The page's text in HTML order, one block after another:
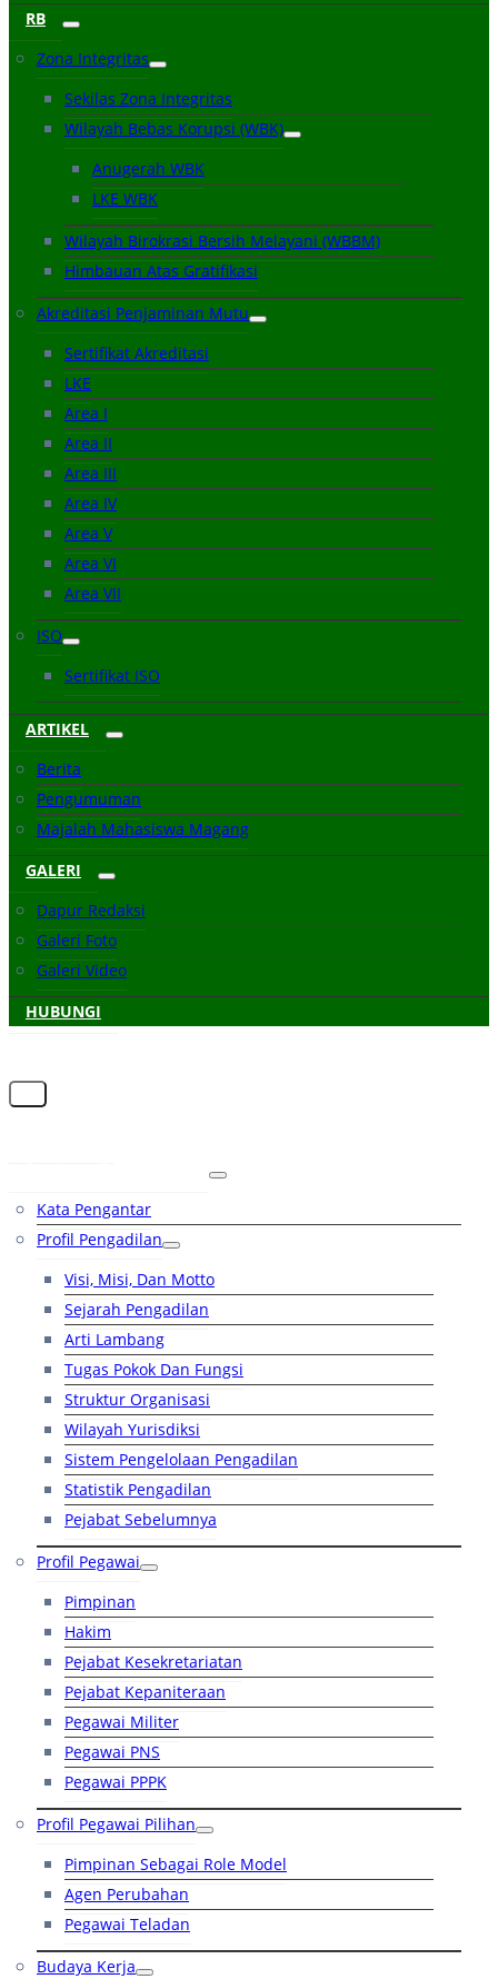
RB
Zona Integritas
Sekilas Zona Integritas
Wilayah Bebas Korupsi (WBK)
Anugerah WBK
LKE WBK
Wilayah Birokrasi Bersih Melayani (WBBM)
Himbauan Atas Gratifikasi
Akreditasi Penjaminan Mutu
Sertifikat Akreditasi
LKE
Area I
Area II
Area III
Area IV
Area V
Area VI
Area VII
ISO
Sertifikat ISO
ARTIKEL
Berita
Pengumuman
Majalah Mahasiswa Magang
GALERI
Dapur Redaksi
Galeri Foto
Galeri Video
HUBUNGI
Kata Pengantar
Profil Pengadilan
Visi, Misi, Dan Motto
Sejarah Pengadilan
Arti Lambang
Tugas Pokok Dan Fungsi
Struktur Organisasi
Wilayah Yurisdiksi
Sistem Pengelolaan Pengadilan
Statistik Pengadilan
Pejabat Sebelumnya
Profil Pegawai
Pimpinan
Hakim
Pejabat Kesekretariatan
Pejabat Kepaniteraan
Pegawai Militer
Pegawai PNS
Pegawai PPPK
Profil Pegawai Pilihan
Pimpinan Sebagai Role Model
Agen Perubahan
Pegawai Teladan
Budaya Kerja